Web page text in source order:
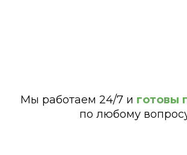
Мы работаем 24/7 и готовы
по любому